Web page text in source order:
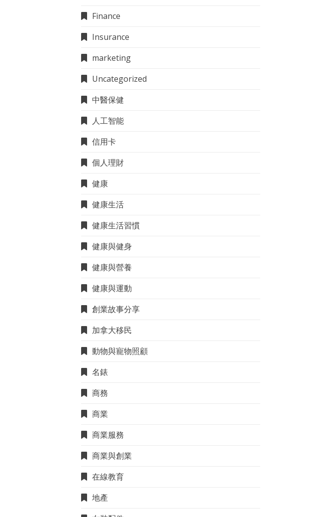
Finance
Insurance
marketing
Uncategorized
中醫保健
人工智能
信用卡
個人理財
健康
健康生活
健康生活習慣
健康與健身
健康與營養
健康與運動
創業故事分享
加拿大移民
動物與寵物照顧
名錶
商務
商業
商業服務
商業與創業
在線教育
地產